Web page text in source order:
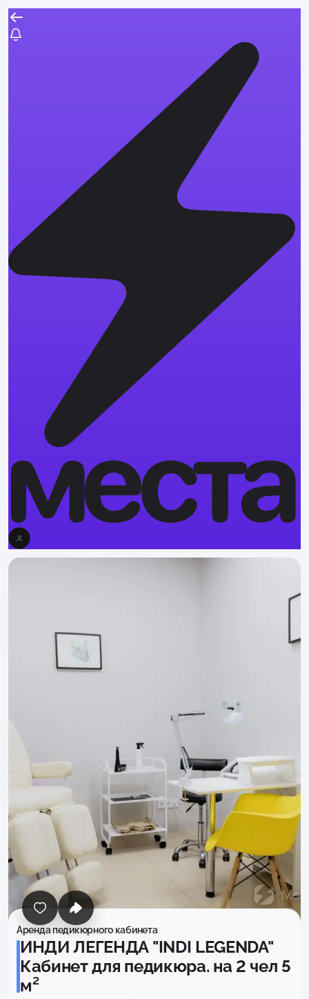
Аренда педикюрного кабинета
ИНДИ ЛЕГЕНДА "INDI LEGENDA"
Кабинет для педикюра. на 2 чел 5
м²